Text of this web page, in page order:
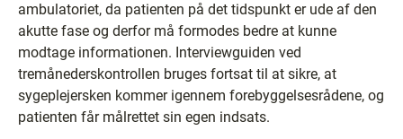
ambulatoriet, da patienten på det tidspunkt er ude af den
akutte fase og derfor må formodes bedre at kunne
modtage informationen. Interviewguiden ved
tremånederskontrollen bruges fortsat til at sikre, at
sygeplejersken kommer igennem forebyggelsesrådene, og
patienten får målrettet sin egen indsats.